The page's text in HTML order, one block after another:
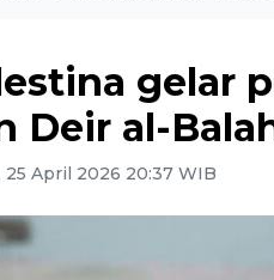
gelar
Deir al-
25 April 2026 20:37 WIB